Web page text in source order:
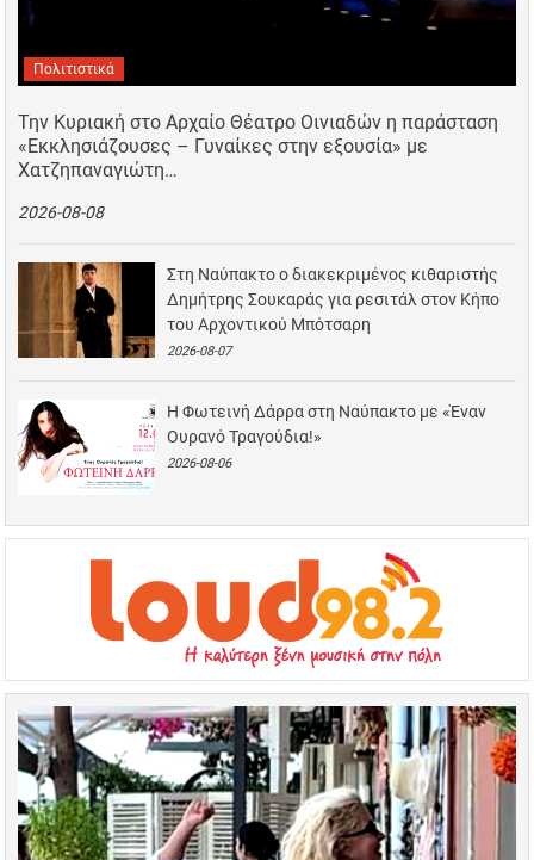
Πολιτιστικά
Την Κυριακή στο Αρχαίο Θέατρο Οινιαδών η παράσταση
«Εκκλησιάζουσες – Γυναίκες στην εξουσία» με
Χατζηπαναγιώτη…
2026-08-08
Στη Ναύπακτο ο διακεκριμένος κιθαριστής
Δημήτρης Σουκαράς για ρεσιτάλ στον Κήπο
του Αρχοντικού Μπότσαρη
2026-08-07
Η Φωτεινή Δάρρα στη Ναύπακτο με «Έναν
Ουρανό Τραγούδια!»
2026-08-06